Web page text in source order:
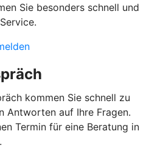
Sie besonders schnell und
kommen Sie schnell zu
Antworten auf Ihre Fragen.
Termin für eine Beratung in